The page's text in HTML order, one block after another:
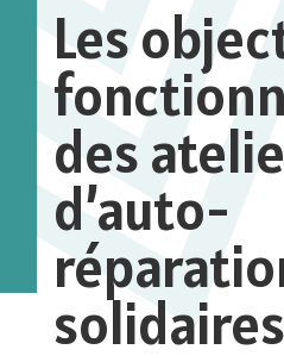
Les
des
d’auto-
solidaires